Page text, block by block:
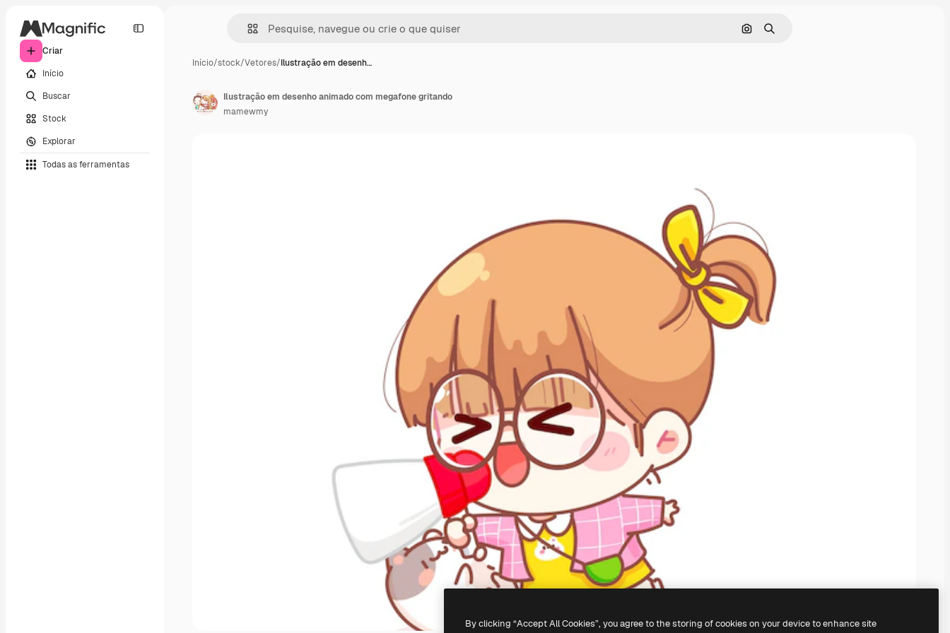
Criar
Início
Buscar
Stock
Explorar
Todas as ferramentas
Pesquisar por imagem
Buscar
Início/stock/Vetores/Ilustração em desenh…
Ilustração em desenho animado com megafone gritando
mamewmy
By clicking “Accept All Cookies”, you agree to the storing of cookies on your device to enhance site